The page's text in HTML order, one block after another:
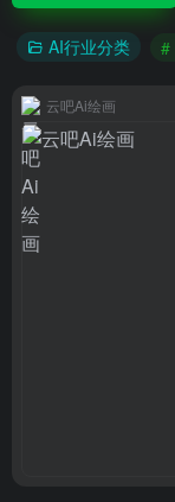
AI行业分类 #
云吧Ai绘画